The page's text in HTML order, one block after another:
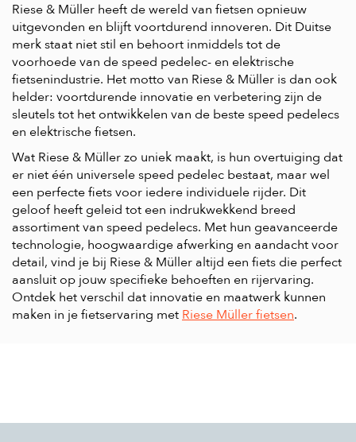
Riese & Müller heeft de wereld van fietsen opnieuw
uitgevonden en blijft voortdurend innoveren. Dit Duitse
merk staat niet stil en behoort inmiddels tot de
voorhoede van de speed pedelec- en elektrische
fietsenindustrie. Het motto van Riese & Müller is dan ook
helder: voortdurende innovatie en verbetering zijn de
sleutels tot het ontwikkelen van de beste speed pedelecs
en elektrische fietsen.
Wat Riese & Müller zo uniek maakt, is hun overtuiging dat
er niet één universele speed pedelec bestaat, maar wel
een perfecte fiets voor iedere individuele rijder. Dit
geloof heeft geleid tot een indrukwekkend breed
assortiment van speed pedelecs. Met hun geavanceerde
technologie, hoogwaardige afwerking en aandacht voor
detail, vind je bij Riese & Müller altijd een fiets die perfect
aansluit op jouw specifieke behoeften en rijervaring.
Ontdek het verschil dat innovatie en maatwerk kunnen
maken in je fietservaring met Riese Müller fietsen.